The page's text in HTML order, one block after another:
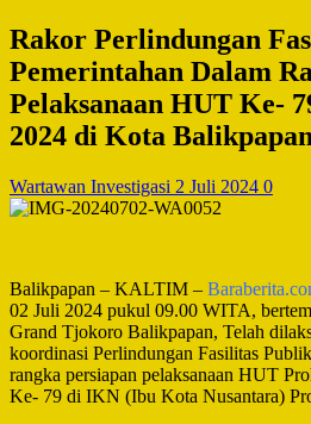
Rakor Perlindungan
Pemerintahan Dalam
Pelaksanaan HUT Ke-
2024 di Kota Balikpapan
Wartawan Investigasi 2 Juli 2024 0
Balikpapan – KALTIM –
02 Juli 2024 pukul 09.00 WITA,
Grand Tjokoro Balikpapan, Telah
koordinasi Perlindungan Fasilitas
rangka persiapan pelaksanaan HUT
Ke- 79 di IKN (Ibu Kota Nusantara)